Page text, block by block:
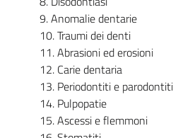
9. Anomalie dentarie
10. Traumi dei denti
11. Abrasioni ed erosioni
12. Carie dentaria
13. Periodontiti e parodontiti
14. Pulpopatie
15. Ascessi e flemmoni